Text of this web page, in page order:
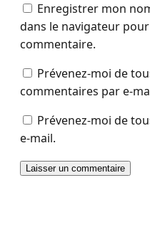
Enregistrer mon
dans le navigateur
commentaire.
Prévenez-moi de
commentaires par e-
Prévenez-moi de
e-mail.